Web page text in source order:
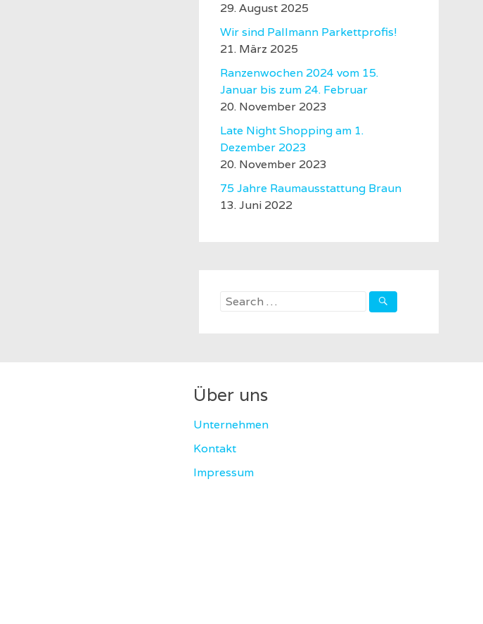
29. August 2025
Wir sind Pallmann Parkettprofis!
21. März 2025
Ranzenwochen 2024 vom 15.
Januar bis zum 24. Februar
20. November 2023
Late Night Shopping am 1.
Dezember 2023
20. November 2023
75 Jahre Raumausstattung Braun
13. Juni 2022
Search
Über uns
Unternehmen
Kontakt
Impressum